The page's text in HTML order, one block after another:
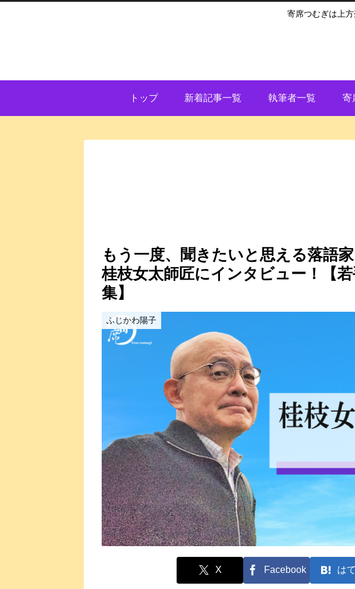
寄席つむぎは上
トップ 新着記事一覧 執筆者一覧 寄
もう一度、聞きたいと思える落語
桂枝女太師匠にインタビュー！【
集】
ふじかわ陽子
X Facebook は